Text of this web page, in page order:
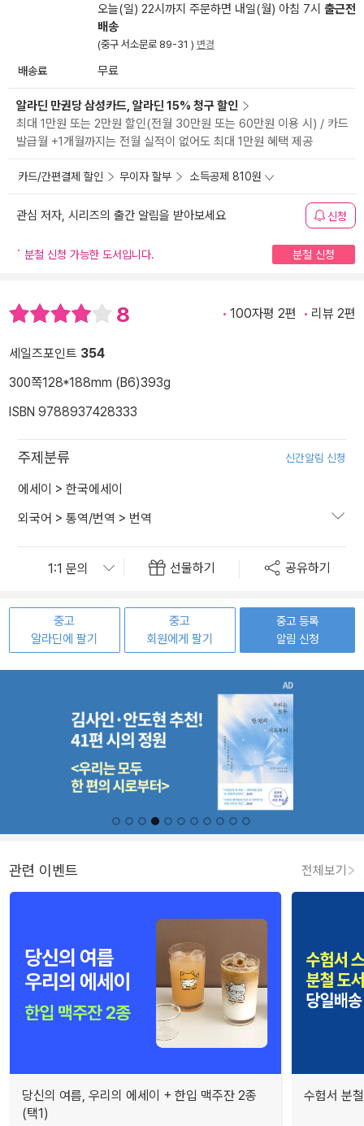
오늘(일) 22시까지 주문하면 내일(월) 아침 7시 출근전
배송
(중구 서소문로 89-31 ) 변경
배송료 무료
알라딘 만권당 삼성카드, 알라딘 15% 청구 할인
최대 1만원 또는 2만원 할인(전월 30만원 또는 60만원 이용 시) / 카드
발급월 +1개월까지는 전월 실적이 없어도 최대 1만원 혜택 제공
카드/간편결제 할인 무이자 할부 소득공제 810원
관심 저자, 시리즈의 출간 알림을 받아보세요 신청
분철 신청 가능한 도서입니다. 분철 신청
8 100자평 2편 리뷰 2편
세일즈포인트 354
300쪽128*188mm (B6)393g
ISBN 9788937428333
주제분류 신간알림 신청
에세이 > 한국에세이
외국어 > 통역/번역 > 번역
선물하기 공유하기
중고
알라딘에 팔기
중고
회원에게 팔기
중고 등록
알림 신청
관련 이벤트 전체보기
당신의 여름, 우리의 에세이 + 한입 맥주잔 2종
(택1)
수험서 분